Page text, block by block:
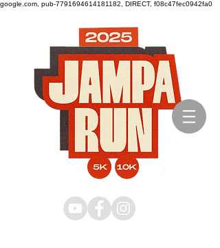
google.com, pub-7791694614181182, DIRECT, f08c47fec0942fa0